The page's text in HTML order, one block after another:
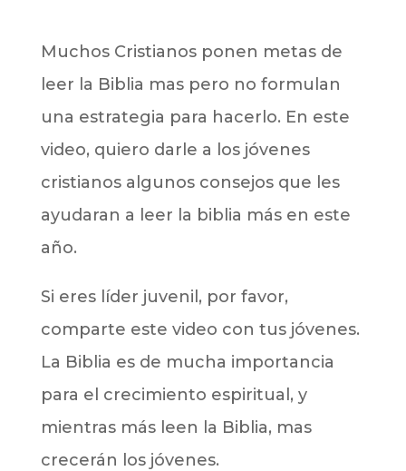
Muchos Cristianos ponen metas de
leer la Biblia mas pero no formulan
una estrategia para hacerlo. En este
video, quiero darle a los jóvenes
cristianos algunos consejos que les
ayudaran a leer la biblia más en este
año.
Si eres líder juvenil, por favor,
comparte este video con tus jóvenes.
La Biblia es de mucha importancia
para el crecimiento espiritual, y
mientras más leen la Biblia, mas
crecerán los jóvenes.